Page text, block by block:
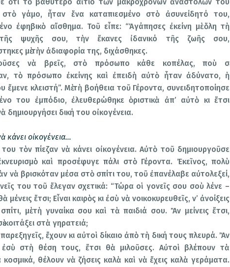
γάμο, ἦταν ἕνα καταπιεσμένο στὸ ἀσυνείδητό του,
ἐφηβικὸ αἴσθημα. Τοῦ εἶπε: “Ἀγάπησες ἐκείνη μὲ ὅλη τὴ
ψυχῆς σου, τὴν ἔκανες ἰδανικό τῆς ζωῆς σου,
μὲ τὴν ἀδιαφορία της, διχάσθηκες.
νὰ βρεῖς, στὸ πρόσωπο κάθε κοπέλας, ποὺ σὲ
τὸ πρόσωπο ἐκείνης καὶ ἐπειδὴ αὐτὸ ἦταν ἀδύνατο, ἡ
ἔμενε κλειστή”. Μὲ τὴ βοήθεια τοῦ Γέροντα, συνειδητοποίησε
του ἐμπόδιο, ἐλευθερώθηκε ὁριστικὰ ἀπ’ αὐτὸ κι ἔτσι
δημιουργήσει δική του οἰκογένεια.
κάνει οἰκογένεια…
του τὸν πίεζαν νὰ κάνει οἰκογένεια. Αὐτὸ τοῦ δημιουργοῦσε
καὶ προσέφυγε πάλι στὸ Γέροντα. Ἐκεῖνος, πολὺ
νὰ βρισκόταν μέσα στὸ σπίτι του, τοῦ ἐπανέλαβε αὐτολεξεί,
του τοῦ ἔλεγαν σχετικά: “Τώρα οἱ γονεῖς σου σοὺ λένε –
μένεις ἔτσι; Εἶναι καιρὸς κι ἐσὺ νὰ νοικοκυρευθεῖς, ν’ ἀνοίξεις
μὲ τὴ γυναίκα σου καὶ τὰ παιδιά σου. Ἂν μείνεις ἔτσι,
κοιτάξει στὰ γηρατειά;
ἔχουν κι αὐτοὶ δίκαιο ἀπὸ τὴ δική τους πλευρά. Ἂν
στὴ θέση τους, ἔτσι θὰ μιλοῦσες. Αὐτοὶ βλέπουν τὰ
θέλουν νὰ ζήσεις καλὰ καὶ νὰ ἔχεις καλὰ γεράματα.